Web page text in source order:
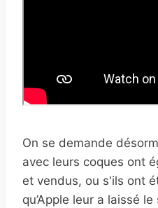
On se demande
avec leurs coques ont
et vendus, ou s'ils ont
qu’Apple leur a laissé